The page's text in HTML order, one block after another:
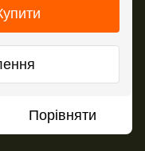
Порівняти